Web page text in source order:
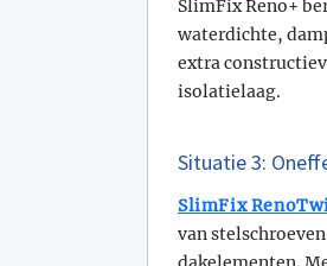
SlimFix Reno+
waterdichte,
extra
isolatielaag.
Situatie 3:
SlimFix
van